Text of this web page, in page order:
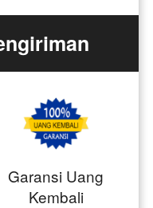
Garansi Uang
Kembali